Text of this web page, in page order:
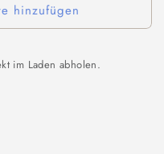
hinzufügen
im Laden abholen.